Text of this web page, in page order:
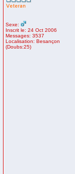
Sexe:
Inscrit le: 24 Oct 2006
Messages: 3537
Localisation: Besançon
(Doubs:25)